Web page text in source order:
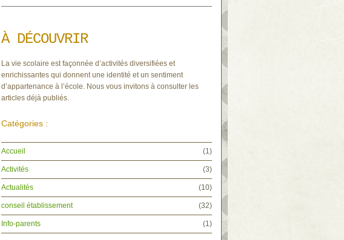
À DÉCOUVRIR
La vie scolaire est façonnée d’activités diversifiées et
enrichissantes qui donnent une identité et un sentiment
d’appartenance à l’école. Nous vous invitons à consulter les
articles déjà publiés.
Catégories :
Accueil (1)
Activités (3)
Actualités (10)
conseil établissement (32)
Info-parents (1)